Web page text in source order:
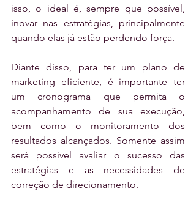
isso, o ideal é, sempre que possível,
inovar nas estratégias, principalmente
quando elas já estão perdendo força.
Diante disso, para ter um plano de
marketing eficiente, é importante ter
um cronograma que permita o
acompanhamento de sua execução,
bem como o monitoramento dos
resultados alcançados. Somente assim
será possível avaliar o sucesso das
estratégias e as necessidades de
correção de direcionamento.